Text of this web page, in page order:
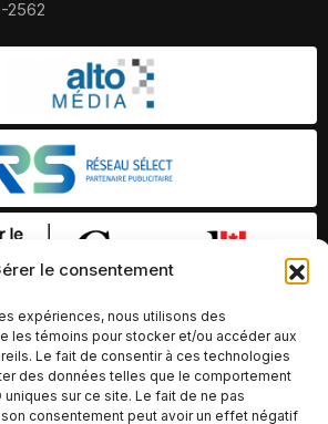
le consentement
expériences, nous utilisons des
les témoins pour stocker et/ou accéder aux
Le fait de consentir à ces technologies
des données telles que le comportement
uniques sur ce site. Le fait de ne pas
consentement peut avoir un effet négatif
2562